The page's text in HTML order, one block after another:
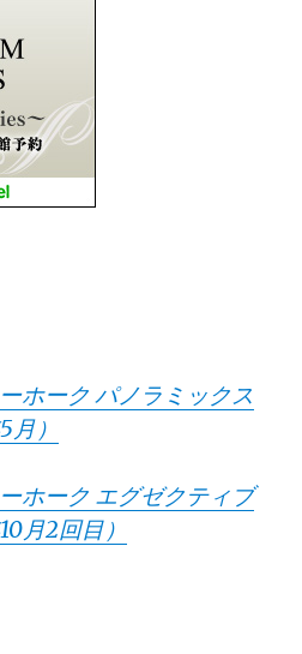
ホーク パノラミックス
）
ホーク エグゼクティブ
月2回目）